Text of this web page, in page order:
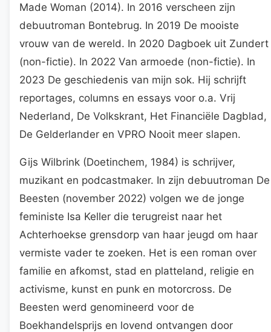
Made Woman (2014). In 2016 verscheen zijn
debuutroman Bontebrug. In 2019 De mooiste
vrouw van de wereld. In 2020 Dagboek uit Zundert
(non-fictie). In 2022 Van armoede (non-fictie). In
2023 De geschiedenis van mijn sok. Hij schrijft
reportages, columns en essays voor o.a. Vrij
Nederland, De Volkskrant, Het Financiële Dagblad,
De Gelderlander en VPRO Nooit meer slapen.
Gijs Wilbrink (Doetinchem, 1984) is schrijver,
muzikant en podcastmaker. In zijn debuutroman De
Beesten (november 2022) volgen we de jonge
feministe Isa Keller die terugreist naar het
Achterhoekse grensdorp van haar jeugd om haar
vermiste vader te zoeken. Het is een roman over
familie en afkomst, stad en platteland, religie en
activisme, kunst en punk en motorcross. De
Beesten werd genomineerd voor de
Boekhandelsprijs en lovend ontvangen door